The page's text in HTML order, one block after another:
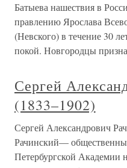
Батыева нашествия в
правлению Ярослава
(Невского) в течение 30
покой. Новгородцы
Сергей
(1833–1902)
Сергей Александрович
Рачинский—
Петербургской Академии